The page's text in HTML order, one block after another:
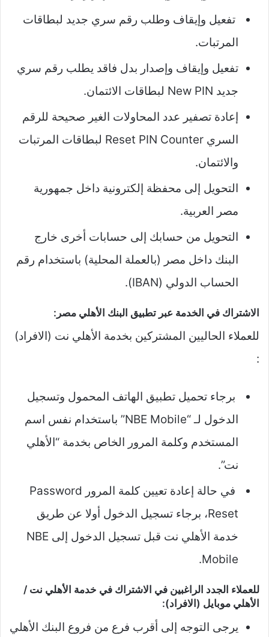
تفعيل وإيقاف وطلب رقم سري جديد لبطاقات
المرتبات.
تفعيل وإيقاف وإصدار بدل فاقد يطلب رقم سري
جديد New PIN لبطاقات الائتمان.
إعادة تصفير عدد المحاولات الغير صحيحة للرقم
السري Reset PIN Counter لبطاقات المرتبات
والائتمان.
التحويل إلى محفظة إلكترونية داخل جمهورية
مصر العربية.
التحويل من حسابك إلى حسابات أخرى خارج
البنك داخل مصر (بالعملة المحلية) باستخدام رقم
الحساب الدولي (IBAN).
الاشتراك في الخدمة عبر تطبيق البنك الأهلي مصر:
للعملاء الحاليين المشتركين بخدمة الأهلي نت (الافراد)
:
برجاء تحميل تطبيق الهاتف المحمول وتسجيل
الدخول لـ “NBE Mobile” باستخدام نفس اسم
المستخدم وكلمة المرور الخاص بخدمة “الأهلي
نت”.
في حالة إعادة تعيين كلمة المرور Password
Reset، برجاء تسجيل الدخول أولا عن طريق
خدمة الأهلي نت قبل تسجيل الدخول إلى NBE
Mobile.
للعملاء الجدد الراغبين في الاشتراك في خدمة الأهلي نت /
الأهلي موبايل (الافراد):
يرجى التوجه إلى أقرب فرع من فروع البنك الأهلي